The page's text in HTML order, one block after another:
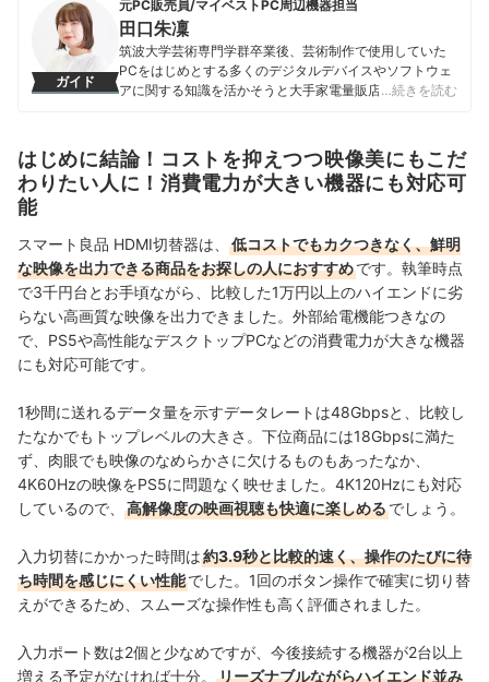
ガイド
元PC販売員/マイベストPC周辺機器担当
田口朱凜
筑波大学芸術専門学群卒業後、芸術制作で使用していた
PCをはじめとする多くのデジタルデバイスやソフトウェ
アに関する知識を活かそうと大手家電量販店に入社。販
ビスの提案など、PCに関する販売・契約を総合的に担
当、自身の担当顧客に合ったPC環境を真摯に考え、販売
ノルマや利益にとらわれず提案してきた。 その後2022年
様々なデジタルデバイスに関する経験・知識を活かし、
PCや周辺機器選びに困ったユーザーに寄り添う企画・記
事制作を心がけている。
田口朱凜のプロフィール
…続きを読む
はじめに結論！コストを抑えつつ映像美にもこだ
わりたい人に！消費電力が大きい機器にも対応可
能
スマート良品 HDMI切替器は、
低コストでもカクつきなく、鮮明
な映像を出力できる商品をお探しの人におすすめです。執筆時点
で3千円台とお手頃ながら、比較した1万円以上のハイエンドに劣
らない高画質な映像を出力できました。外部給電機能つきなの
で、PS5や高性能なデスクトップPCなどの消費電力が大きな機器
にも対応可能です。
1秒間に送れるデータ量を示すデータレートは48Gbpsと、比較し
たなかでもトップレベルの大きさ。下位商品には18Gbpsに満た
ず、肉眼でも映像のなめらかさに欠けるものもあったなか、
4K60Hzの映像をPS5に問題なく映せました。4K120Hzにも対応
しているので、
高解像度の映画視聴も快適に楽しめるでしょう。
入力切替にかかった時間は約3.9秒と比較的速く、操作のたびに待
ち時間を感じにくい性能でした。1回のボタン操作で確実に切り替
えができるため、スムーズな操作性も高く評価されました。
入力ポート数は2個と少なめですが、今後接続する機器が2台以上
増える予定がなければ十分。
リーズナブルながらハイエンド並み